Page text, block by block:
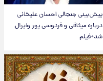
پیش‌بینی جنجالی احسان علیخانی
درباره میثاقی و فردوسی پور وایرال
شد+فیلم